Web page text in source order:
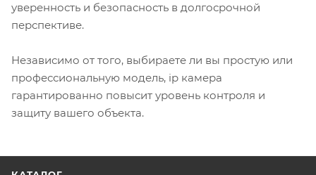
уверенность и безопасность в долгосрочной
перспективе.
Независимо от того, выбираете ли вы простую или
профессиональную модель, ip камера
гарантированно повысит уровень контроля и
защиту вашего объекта.